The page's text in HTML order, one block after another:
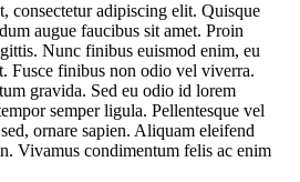
consectetur adipiscing elit. Quisque
augue faucibus sit amet. Proin
Nunc finibus euismod enim, eu
Fusce finibus non odio vel viverra.
gravida. Sed eu odio id lorem
semper ligula. Pellentesque vel
ornare sapien. Aliquam eleifend
Vivamus condimentum felis ac enim